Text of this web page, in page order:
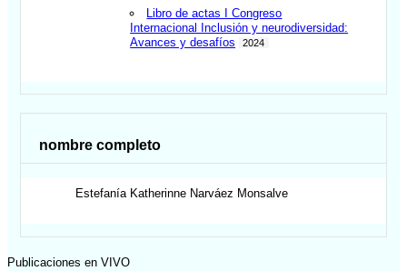
Libro de actas I Congreso
Internacional Inclusión y neurodiversidad:
Avances y desafíos
2024
nombre completo
Estefanía Katherinne Narváez Monsalve
Publicaciones en VIVO